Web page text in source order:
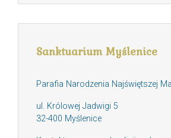
Sanktuarium Myślenice
Parafia Narodzenia Najświętszej
ul. Królowej Jadwigi 5
32-400 Myślenice